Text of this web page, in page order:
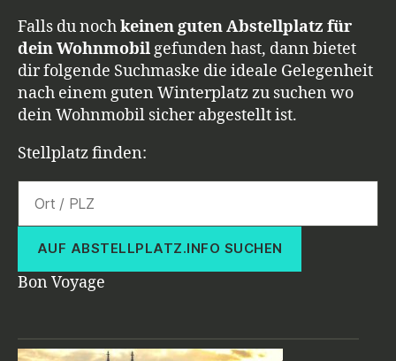
Falls du nochkeinen guten Abstellplatz für
dein Wohnmobilgefunden hast, dann bietet
dir folgende Suchmaske die ideale Gelegenheit
nach einem guten Winterplatz zu suchen wo
dein Wohnmobil sicher abgestellt ist.
Stellplatz finden:
AUF ABSTELLPLATZ.INFO SUCHEN
Bon Voyage